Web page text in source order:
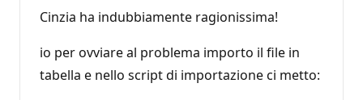
Cinzia ha indubbiamente ragionissima!
io per ovviare al problema importo il file in
tabella e nello script di importazione ci metto: